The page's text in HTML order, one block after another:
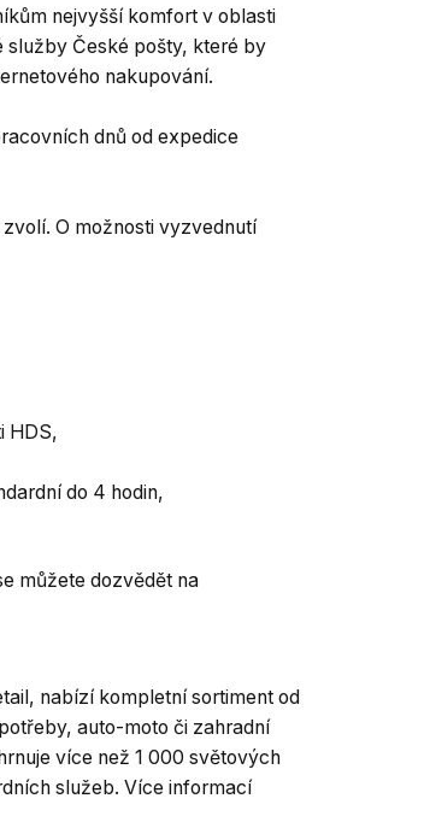
nejvyšší komfort v oblasti
služby České pošty, které by
nakupování.
dnů od expedice
O možnosti vyzvednutí
HDS,
do 4 hodin,
můžete dozvědět na
nabízí kompletní sortiment od
auto-moto či zahradní
více než 1 000 světových
služeb. Více informací